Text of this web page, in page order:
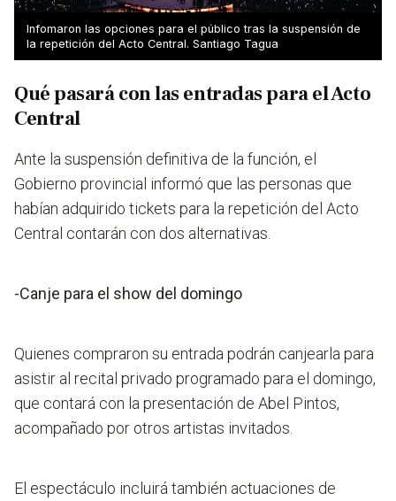
Infomaron las opciones para el público tras la suspensión de
la repetición del Acto Central. Santiago Tagua
Qué pasará con las entradas para el Acto
Central
Ante la suspensión definitiva de la función, el
Gobierno provincial informó que las personas que
habían adquirido tickets para la repetición del Acto
Central contarán con dos alternativas.
-Canje para el show del domingo
Quienes compraron su entrada podrán canjearla para
asistir al recital privado programado para el domingo,
que contará con la presentación de Abel Pintos,
acompañado por otros artistas invitados.
El espectáculo incluirá también actuaciones de